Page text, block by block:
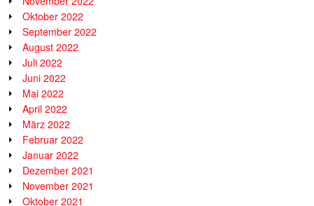
Oktober 2022
September 2022
August 2022
Juli 2022
Juni 2022
Mai 2022
April 2022
März 2022
Februar 2022
Januar 2022
Dezember 2021
November 2021
Oktober 2021